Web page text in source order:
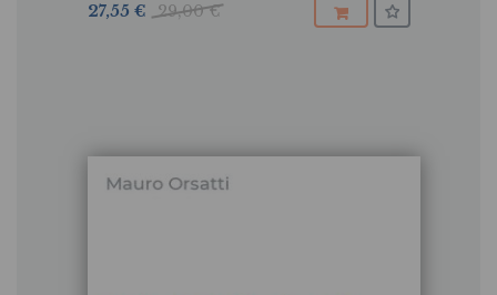
29,00 €
27,55 €